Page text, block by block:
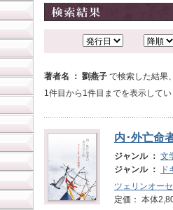
著者名 ： 劉燕子 で検索した結果
1件目から1件目までを表示して
内･外亡命
ジャンル ： 文
ジャンル ：
ド
ツェリンオー
定価： 本体